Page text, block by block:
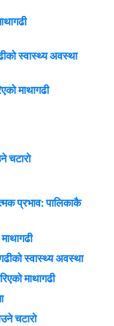
स्वास्थ्य अवस्था
माथागढी
चटारो
प्रभाव: पालिकाकै
स्वास्थ्य अवस्था
माथागढी
चटारो